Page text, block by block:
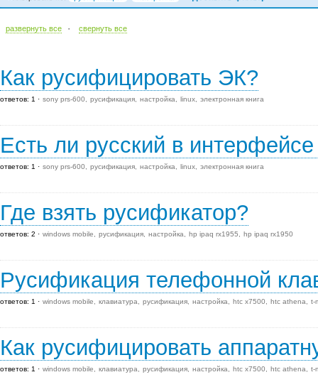
развернуть все · cвернуть все
Как русифицировать ЭК?
ответов: 1 sony prs-600 русификация настройка linux электронная книга
Есть ли русский в
ответов: 1 sony prs-600 русификация настройка linux электронная книга
Где взять русификатор?
ответов: 2 windows mobile русификация настройка hp ipaq rx1955 hp ipaq rx1950
Русификация телефонной
ответов: 1 windows mobile клавиатура русификация настройка htc x7500 htc athena t-
Как русифицировать
ответов: 1 windows mobile клавиатура русификация настройка htc x7500 htc athena t-